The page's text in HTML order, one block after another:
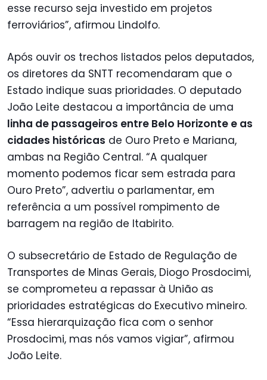
esse recurso seja investido em projetos
ferroviários”, afirmou Lindolfo.
Após ouvir os trechos listados pelos deputados,
os diretores da SNTT recomendaram que o
Estado indique suas prioridades. O deputado
João Leite destacou a importância de uma
linha de passageiros entre Belo Horizonte e as
cidades históricas de Ouro Preto e Mariana,
ambas na Região Central. “A qualquer
momento podemos ficar sem estrada para
Ouro Preto”, advertiu o parlamentar, em
referência a um possível rompimento de
barragem na região de Itabirito.
O subsecretário de Estado de Regulação de
Transportes de Minas Gerais, Diogo Prosdocimi,
se comprometeu a repassar à União as
prioridades estratégicas do Executivo mineiro.
“Essa hierarquização fica com o senhor
Prosdocimi, mas nós vamos vigiar”, afirmou
João Leite.